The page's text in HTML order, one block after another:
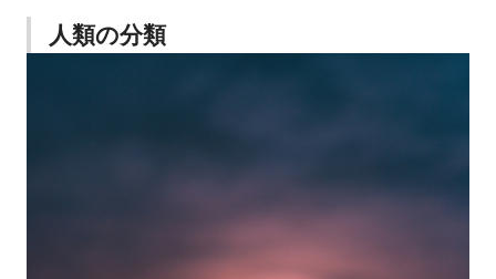
人類の分類